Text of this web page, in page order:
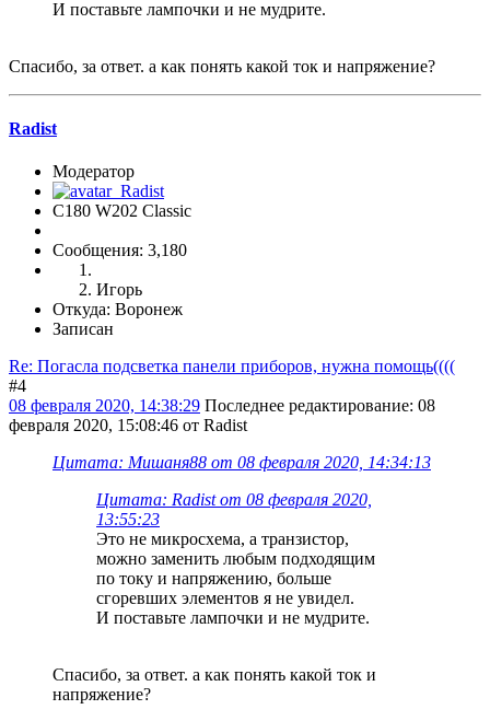
И поставьте лампочки и не мудрите.
Спасибо, за ответ. а как понять какой ток и напряжение?
Radist
Модератор
C180 W202 Classic
Сообщения: 3,180
Игорь
Откуда: Воронеж
Записан
Re: Погасла подсветка панели приборов, нужна помощь((((
#4
08 февраля 2020, 14:38:29 Последнее редактирование: 08
февраля 2020, 15:08:46 от Radist
Цитата: Мишаня88 от 08 февраля 2020, 14:34:13
Цитата: Radist от 08 февраля 2020,
13:55:23
Это не микросхема, а транзистор,
можно заменить любым подходящим
по току и напряжению, больше
сгоревших элементов я не увидел.
И поставьте лампочки и не мудрите.
Спасибо, за ответ. а как понять какой ток и
напряжение?